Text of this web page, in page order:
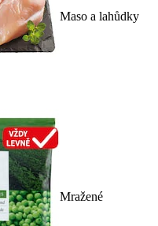
Maso a lahůdky
Mražené